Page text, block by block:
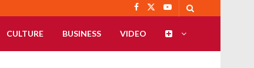
CULTURE BUSINESS VIDEO